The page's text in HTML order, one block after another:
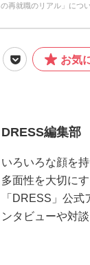
の再就職のリアル」につ
お気
DRESS編集部
いろいろな顔を
多面性を大切に
「DRESS」公式
ンタビューや対談